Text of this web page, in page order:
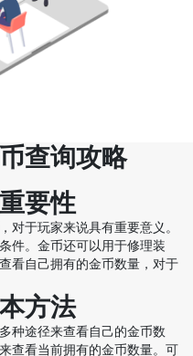
查询攻略
要性
对于玩家来说具有重要意义。
件。金币还可以用于修理装
看自己拥有的金币数量，对于
方法
种途径来查看自己的金币数
查看当前拥有的金币数量。可